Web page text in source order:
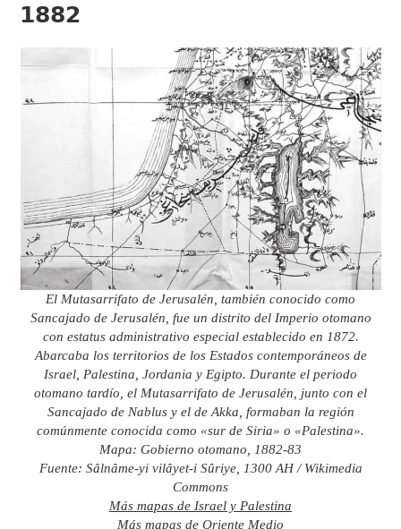
1882
El Mutasarrifato de Jerusalén, también conocido como
Sancajado de Jerusalén, fue un distrito del Imperio otomano
con estatus administrativo especial establecido en 1872.
Abarcaba los territorios de los Estados contemporáneos de
Israel, Palestina, Jordania y Egipto. Durante el periodo
otomano tardío, el Mutasarrifato de Jerusalén, junto con el
Sancajado de Nablus y el de Akka, formaban la región
comúnmente conocida como «sur de Siria» o «Palestina».
Mapa: Gobierno otomano, 1882-83
Fuente: Sâlnâme-yi vilâyet-i Sûriye, 1300 AH / Wikimedia
Commons
Más mapas de Israel y Palestina
Más mapas de Oriente Medio